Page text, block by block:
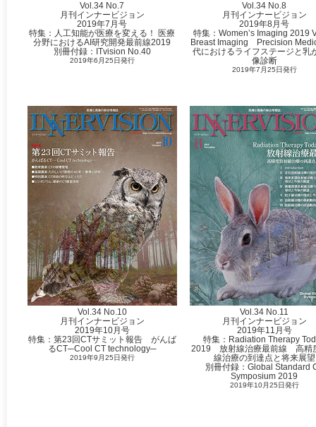
Vol.34 No.7
月刊インナービジョン
2019年7月号
特集：人工知能が医療を変える！ 医療
分野におけるAI研究開発最前線2019
別冊付録：ITvision No.40
2019年6月25日発行
Vol.34 No.8
月刊インナービジョン
2019年8月号
特集：Women’s Imaging 2019
‌Breast Imaging Precision
代におけるライフステージと乳
像診断
2019年7月25日発行
Vol.34 No.10
月刊インナービジョン
2019年10月号
特集：第23回CTサミット報告 がんば
るCT─Cool CT technology─
2019年9月25日発行
Vol.34 No.11
月刊インナービジョン
2019年11月号
特集：Radiation Therapy
2019 放射線治療最前線 高精
線治療の到達点と将来展望
別冊付録：Global Standard
Symposium 2019
2019年10月25日発行